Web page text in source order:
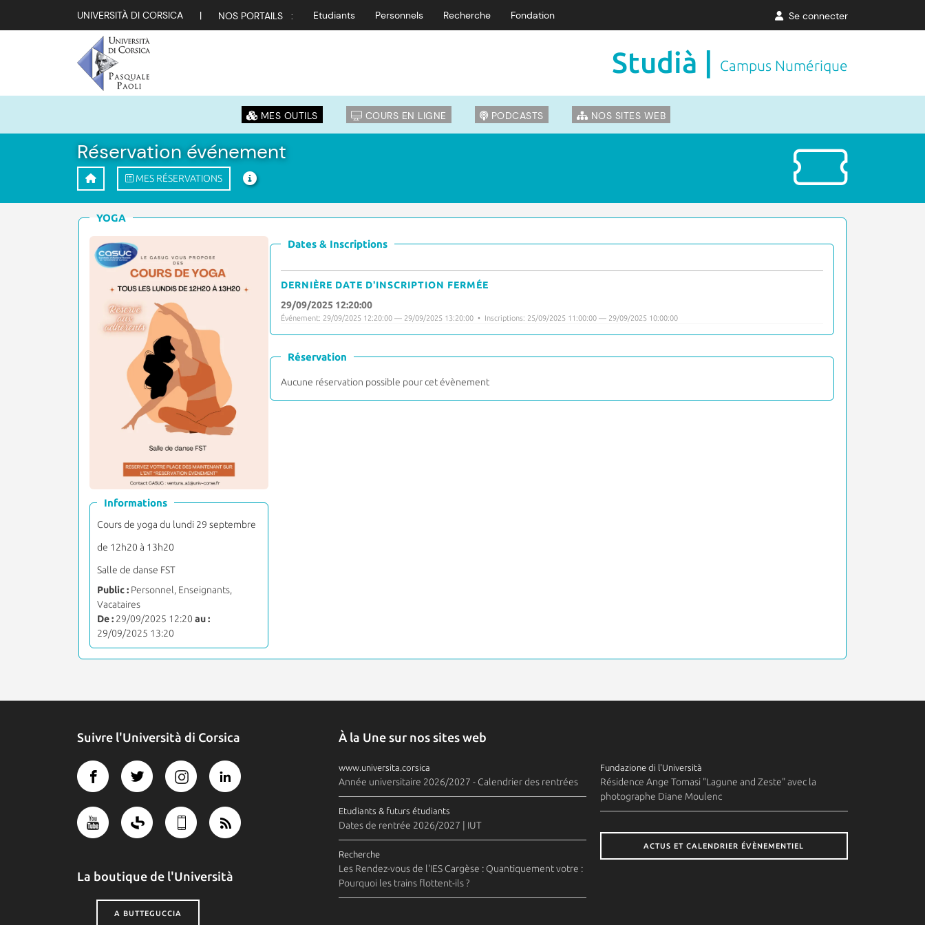
UNIVERSITÀ DI CORSICA | NOS PORTAILS : Etudiants Personnels Recherche Fondation Se connecter
Studià | Campus Numérique
MES OUTILS COURS EN LIGNE PODCASTS NOS SITES WEB
Réservation événement
MES RÉSERVATIONS
YOGA
Informations
Cours de yoga du lundi 29 septembre
de 12h20 à 13h20
Salle de danse FST
Public : Personnel, Enseignants,
Vacataires
De : 29/09/2025 12:20 au :
29/09/2025 13:20
Dates & Inscriptions
DERNIÈRE DATE D'INSCRIPTION FERMÉE
29/09/2025 12:20:00
Événement: 29/09/2025 12:20:00 — 29/09/2025 13:20:00 • Inscriptions: 25/09/2025 11:00:00 — 29/09/2025 10:00:00
Réservation
Aucune réservation possible pour cet évènement
Suivre l'Università di Corsica
La boutique de l'Università
A BUTTEGUCCIA
À la Une sur nos sites web
www.universita.corsica
Année universitaire 2026/2027 - Calendrier des rentrées
Etudiants & futurs étudiants
Dates de rentrée 2026/2027 | IUT
Recherche
Les Rendez-vous de l'IES Cargèse : Quantiquement votre :
Pourquoi les trains flottent-ils ?
Fundazione di l'Università
Résidence Ange Tomasi "Lagune and Zeste" avec la
photographe Diane Moulenc
ACTUS ET CALENDRIER ÉVÈNEMENTIEL